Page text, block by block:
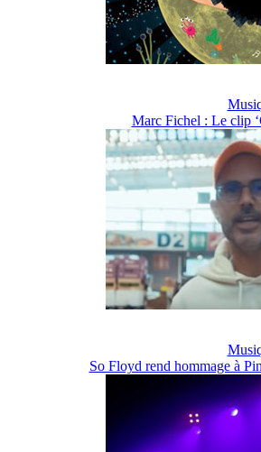
Marc Fichel : Le clip
So Floyd rend hommage à